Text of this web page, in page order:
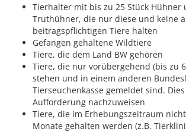
Tierhalter mit bis zu 25 Stück Hühner
Truthühner, die nur diese und keine
beitragspflichtigen Tiere halten
Gefangen gehaltene Wildtiere
Tiere, die dem Land BW gehören
Tiere, die nur vorübergehend (bis zu
stehen und in einem anderen
Tierseuchenkasse gemeldet sind.
Aufforderung nachzuweisen
Tiere, die im Erhebungszeitraum
Monate gehalten werden (z.B.